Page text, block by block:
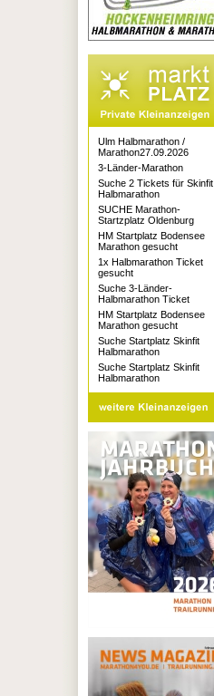
Ulm Halbmarathon /
Marathon27.09.2026
3-Länder-Marathon
Suche 2 Tickets für Skinfit
Halbmarathon
SUCHE Marathon-
Startzplatz Oldenburg
HM Startplatz Bodensee
Marathon gesucht
1x Halbmarathon Ticket
gesucht
Suche 3-Länder-
Halbmarathon Ticket
HM Startplatz Bodensee
Marathon gesucht
Suche Startplatz Skinfit
Halbmarathon
Suche Startplatz Skinfit
Halbmarathon